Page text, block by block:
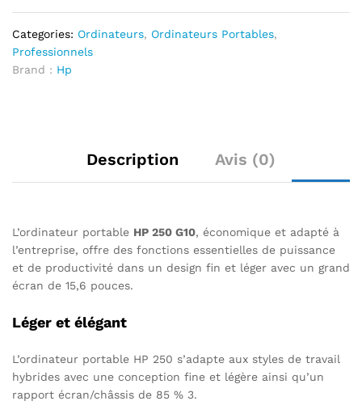
Categories: Ordinateurs, Ordinateurs Portables,
Professionnels
Brand : Hp
Description Avis (0)
L’ordinateur portable HP 250 G10, économique et adapté à
l’entreprise, offre des fonctions essentielles de puissance
et de productivité dans un design fin et léger avec un grand
écran de 15,6 pouces.
Léger et élégant
L’ordinateur portable HP 250 s’adapte aux styles de travail
hybrides avec une conception fine et légère ainsi qu’un
rapport écran/châssis de 85 % 3.